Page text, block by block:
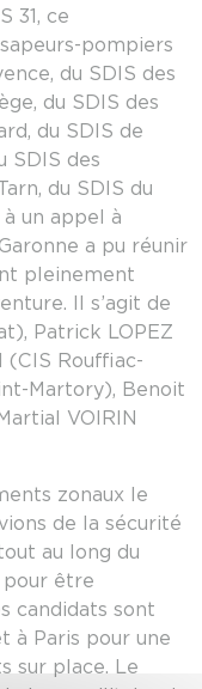
31, ce
pompiers
du SDIS des
du SDIS des
du SDIS de
SDIS des
du SDIS du
un appel à
a pu réunir
pleinement
Il s’agit de
Patrick LOPEZ
(CIS Rouffiac-
Martory), Benoit
VOIRIN
zonaux le
de la sécurité
au long du
pour être
candidats sont
à Paris pour une
sur place. Le